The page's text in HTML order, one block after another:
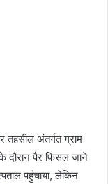
तहसील अंतर्गत ग्राम
के दौरान पैर फिसल जाने
पहुंचाया, लेकिन